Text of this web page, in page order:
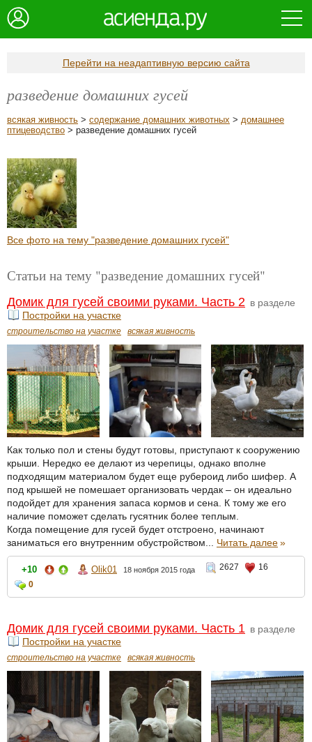
Перейти на неадаптивную версию сайта
разведение домашних гусей
всякая живность > содержание домашних животных > домашнее
птицеводство > разведение домашних гусей
Все фото на тему "разведение домашних гусей"
Статьи на тему "разведение домашних гусей"
Домик для гусей своими руками. Часть 2 в разделе
Постройки на участке
строительство на участке всякая живность
Как только пол и стены будут готовы, приступают к сооружению
крыши. Нередко ее делают из черепицы, однако вполне
подходящим материалом будет еще рубероид либо шифер. А
под крышей не помешает организовать чердак – он идеально
подойдет для хранения запаса кормов и сена. К тому же его
наличие поможет сделать гусятник более теплым.
Когда помещение для гусей будет отстроено, начинают
заниматься его внутренним обустройством... Читать далее»
+10 Olik01 18 ноября 2015 года 2627
16
0
Домик для гусей своими руками. Часть 1 в разделе
Постройки на участке
строительство на участке всякая живность